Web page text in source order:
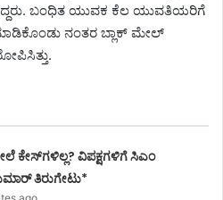
ಬಂಧಿತ ಯುವಕ ಕೆಲ ಯುವತಿಯರಿಗೆ
ನಂತರ ಬ್ಲಾಕ್ ಮೇಲ್
ಕೇಸ್‌ಗಳಿಲ್ಲ? ವಿಪಕ್ಷಗಳಿಗೆ ಸಿಎಂ
ತಿರುಗೇಟು*